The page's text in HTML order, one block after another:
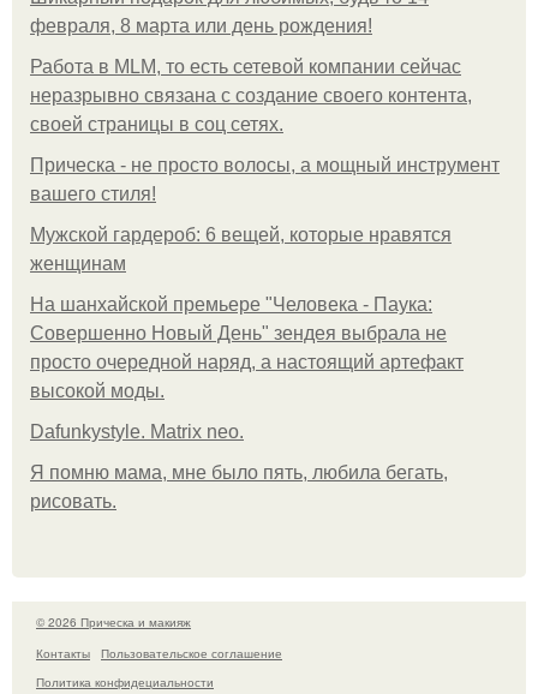
февраля, 8 марта или день рождения!
Работа в MLM, то есть сетевой компании сейчас
неразрывно связана с создание своего контента,
своей страницы в соц сетях.
Прическа - не просто волосы, а мощный инструмент
вашего стиля!
Мужской гардероб: 6 вещей, которые нравятся
женщинам
На шанхайской премьере "Человека - Паука:
Совершенно Новый День" зендея выбрала не
просто очередной наряд, а настоящий артефакт
высокой моды.
Dafunkystyle. Matrix neo.
Я помню мама, мне было пять, любила бегать,
рисовать.
© 2026 Прическа и макияж
Контакты
Пользовательское соглашение
Политика конфидециальности